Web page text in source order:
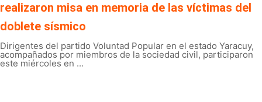
realizaron misa en memoria de las víctimas del
doblete sísmico
Dirigentes del partido Voluntad Popular en el estado Yaracuy,
acompañados por miembros de la sociedad civil, participaron
este miércoles en ...